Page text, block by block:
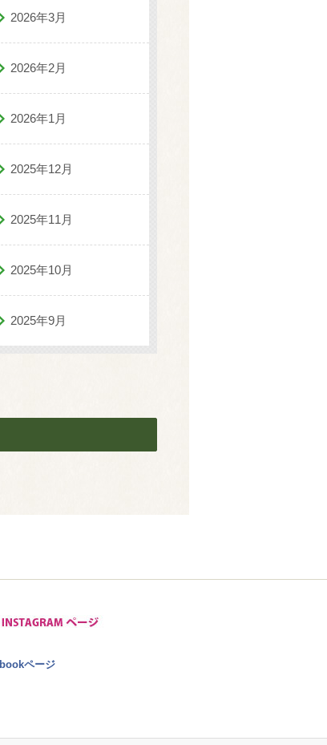
2026年3月
2026年2月
2026年1月
2025年12月
2025年11月
2025年10月
2025年9月
ページ